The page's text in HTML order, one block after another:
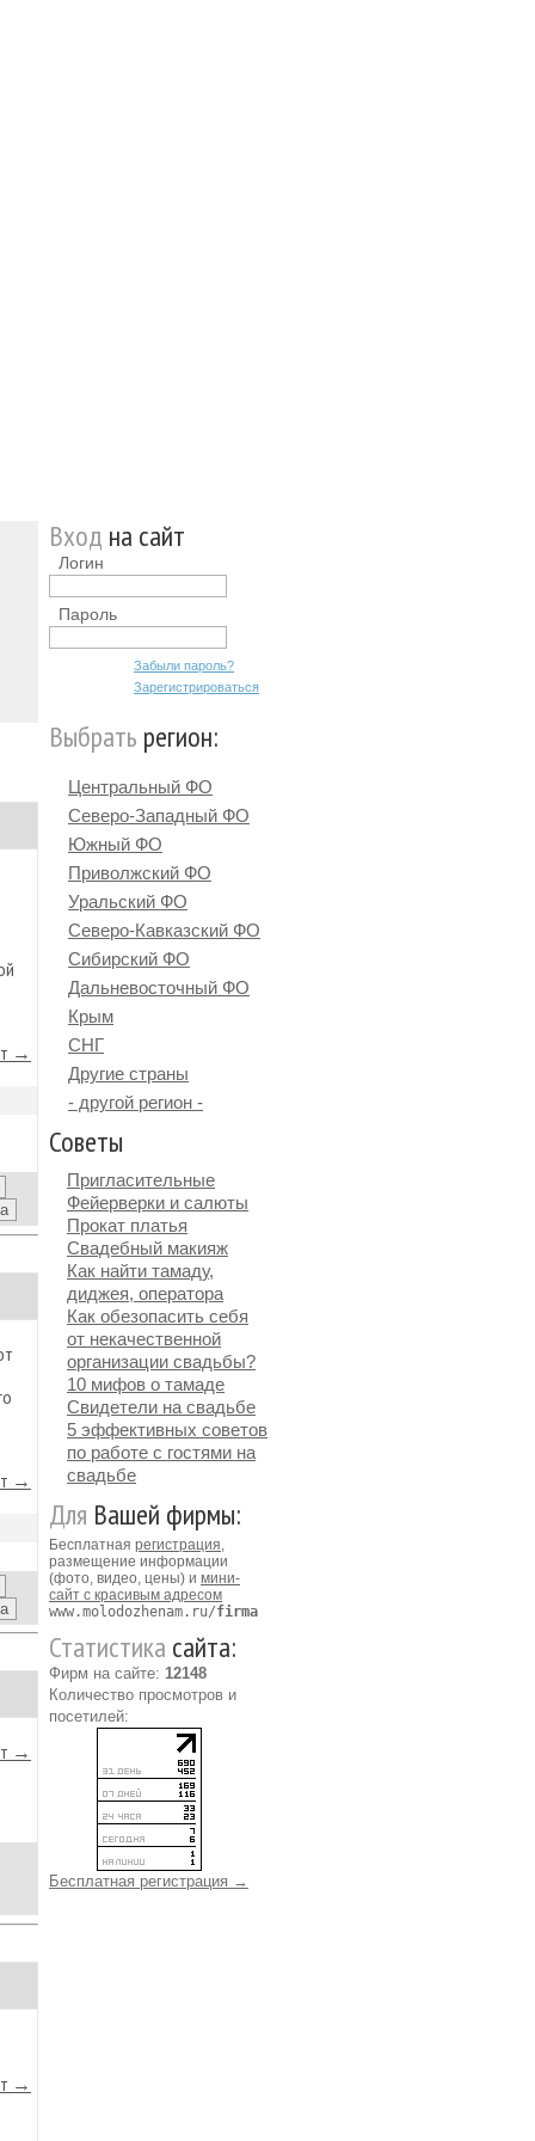
→
→
→
→
Вход на сайт
Логин
Пароль
Забыли пароль?
Зарегистрироваться
Выбрать регион:
Центральный ФО
Северо-Западный ФО
Южный ФО
Приволжский ФО
Уральский ФО
Северо-Кавказский ФО
Сибирский ФО
Дальневосточный ФО
Крым
СНГ
Другие страны
- другой регион -
Советы
Пригласительные
Фейерверки и салюты
Прокат платья
Свадебный макияж
Как найти тамаду,
диджея, оператора
Как обезопасить себя
от некачественной
организации свадьбы?
10 мифов о тамаде
Свидетели на свадьбе
5 эффективных советов
по работе с гостями на
свадьбе
Для Вашей фирмы:
Бесплатная регистрация,
размещение информации
(фото, видео, цены) и мини-
сайт с красивым адресом
www.molodozhenam.ru/firma
Статистика сайта:
Фирм на сайте: 12148
Количество просмотров и
посетилей:
Бесплатная регистрация →